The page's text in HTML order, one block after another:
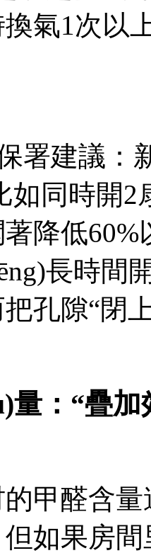
1次以上
署建議：
如同時開2
降低60%以
長時
孔隙“閉上
量：“疊
甲醛含
如果房間